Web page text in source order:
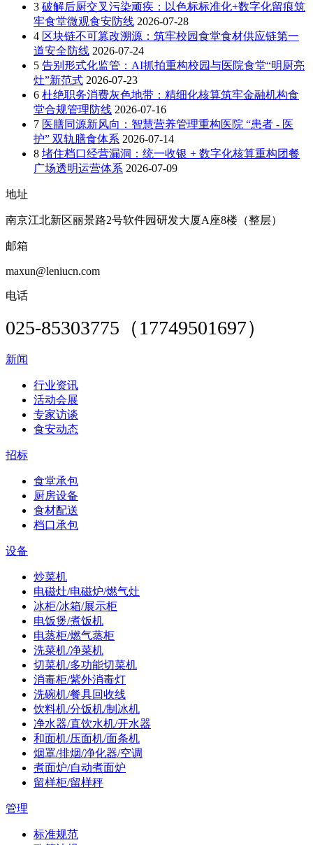
3 破解后厨交叉污染顽疾：以色标标准化+数字化留痕筑
牢食堂微观食安防线 2026-07-28
4 区块链不可篡改溯源：筑牢校园食堂食材供应链第一
道安全防线 2026-07-24
5 告别形式化监管：AI抓拍重构校园与医院食堂“明厨亮
灶”新范式 2026-07-23
6 杜绝职务消费灰色地带：精细化核算筑牢金融机构食
堂合规管理防线 2026-07-16
7 医膳同源新风向：智慧营养管理重构医院 “患者 - 医
护” 双轨膳食体系 2026-07-14
8 堵住档口经营漏洞：统一收银 + 数字化核算重构团餐
广场透明运营体系 2026-07-09
地址
南京江北新区丽景路2号软件园研发大厦A座8楼（整层）
邮箱
maxun@leniucn.com
电话
025-85303775（17749501697）
新闻
行业资讯
活动会展
专家访谈
食安动态
招标
食堂承包
厨房设备
食材配送
档口承包
设备
炒菜机
电磁灶/电磁炉/燃气灶
冰柜/冰箱/展示柜
电饭煲/煮饭机
电蒸柜/燃气蒸柜
洗菜机/净菜机
切菜机/多功能切菜机
消毒柜/紫外消毒灯
洗碗机/餐具回收线
饮料机/分饭机/制冰机
净水器/直饮水机/开水器
和面机/压面机/面条机
烟罩/排烟/净化器/空调
煮面炉/自动煮面炉
留样柜/留样秤
管理
标准规范